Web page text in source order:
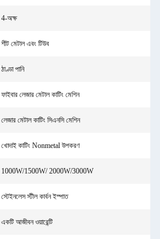
4-অক্ষ
শীট মেটাল এবং টিউব
ঠাণ্ডা পানি
ফাইবার লেজার মেটাল কাটিং মেশিন
লেজার মেটাল কাটিং সিএনসি মেশিন
খোদাই কাটিং Nonmetal উপকরণ
1000W/1500W/ 2000W/3000W
স্টেইনলেস স্টীল কার্বন ইস্পাত
একটি আজীবন ওয়ারেন্টি